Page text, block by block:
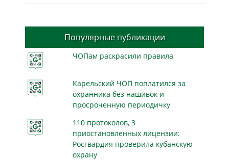
Популярные публикации
ЧОПам раскрасили правила
Карельский ЧОП поплатился за
охранника без нашивок и
просроченную периодичку
110 протоколов, 3
приостановленных лицензии:
Росгвардия проверила кубанскую
охрану